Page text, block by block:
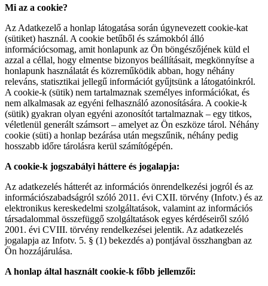
Mi az a cookie?
Az Adatkezelő a honlap látogatása során úgynevezett cookie-kat
(sütiket) használ. A cookie betűből és számokból álló
információcsomag, amit honlapunk az Ön böngészőjének küld el
azzal a céllal, hogy elmentse bizonyos beállításait, megkönnyítse a
honlapunk használatát és közreműködik abban, hogy néhány
releváns, statisztikai jellegű információt gyűjtsünk a látogatóinkról.
A cookie-k (sütik) nem tartalmaznak személyes információkat, és
nem alkalmasak az egyéni felhasználó azonosítására. A cookie-k
(sütik) gyakran olyan egyéni azonosítót tartalmaznak – egy titkos,
véletlenül generált számsort – amelyet az Ön eszköze tárol. Néhány
cookie (süti) a honlap bezárása után megszűnik, néhány pedig
hosszabb időre tárolásra kerül számítógépén.
A cookie-k jogszabályi háttere és jogalapja:
Az adatkezelés hátterét az információs önrendelkezési jogról és az
információszabadságról szóló 2011. évi CXII. törvény (Infotv.) és az
elektronikus kereskedelmi szolgáltatások, valamint az információs
társadalommal összefüggő szolgáltatások egyes kérdéseiről szóló
2001. évi CVIII. törvény rendelkezései jelentik. Az adatkezelés
jogalapja az Infotv. 5. § (1) bekezdés a) pontjával összhangban az
Ön hozzájárulása.
A honlap által használt cookie-k főbb jellemzői: